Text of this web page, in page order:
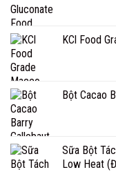
KCl Food
Bột Cacao
Sữa Bột
Low Heat